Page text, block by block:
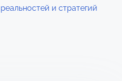
и стратегий